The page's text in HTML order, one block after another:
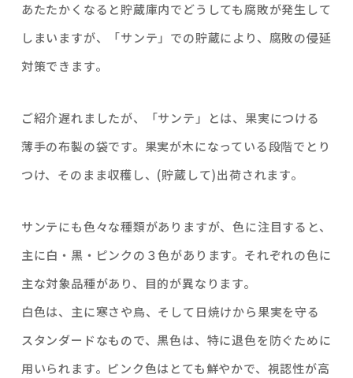
あたたかくなると貯蔵庫内でどうしても腐敗が発生して
しまいますが、「サンテ」での貯蔵により、腐敗の侵延
対策できます。
ご紹介遅れましたが、「サンテ」とは、果実につける
薄手の布製の袋です。果実が木になっている段階でとり
つけ、そのまま収穫し、(貯蔵して)出荷されます。
サンテにも色々な種類がありますが、色に注目すると、
主に白・黒・ピンクの３色があります。それぞれの色に
主な対象品種があり、目的が異なります。
白色は、主に寒さや鳥、そして日焼けから果実を守る
スタンダードなもので、黒色は、特に退色を防ぐために
用いられます。ピンク色はとても鮮やかで、視認性が高